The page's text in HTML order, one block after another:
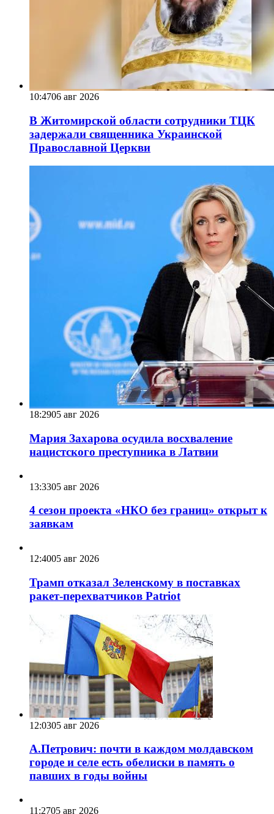
10:4706 авг 2026
В Житомирской области сотрудники ТЦК
задержали священника Украинской
Православной Церкви
18:2905 авг 2026
Мария Захарова осудила восхваление
нацистского преступника в Латвии
13:3305 авг 2026
4 сезон проекта «НКО без границ» открыт к
заявкам
12:4005 авг 2026
Трамп отказал Зеленскому в поставках
ракет-перехватчиков Patriot
12:0305 авг 2026
А.Петрович: почти в каждом молдавском
городе и селе есть обелиски в память о
павших в годы войны
11:2705 авг 2026